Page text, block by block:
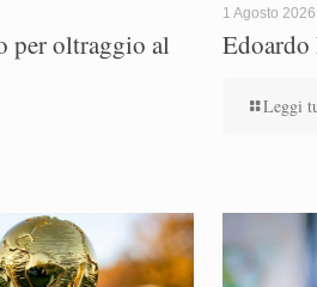
per oltraggio al
1 Agosto 2026
Edoardo
Leggi